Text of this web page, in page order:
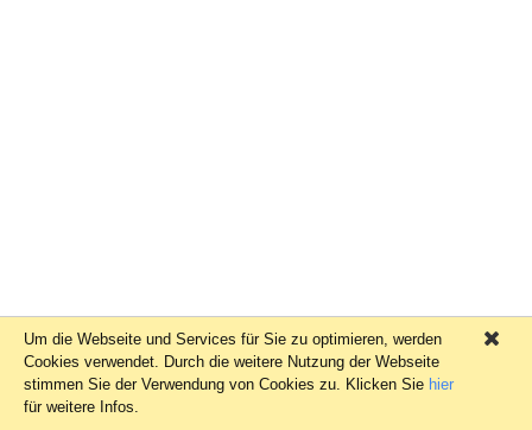
Um die Webseite und Services für Sie zu optimieren, werden
Cookies verwendet. Durch die weitere Nutzung der Webseite
stimmen Sie der Verwendung von Cookies zu. Klicken Sie hier
für weitere Infos.